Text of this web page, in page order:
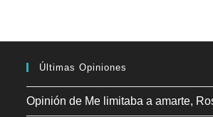
Últimas Opiniones
Opinión de Me limitaba a amarte,